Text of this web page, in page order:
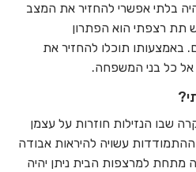
בלתי אפשרי להחזיר את המצב
תת רצפתי הוא הפתרון
באמצעותו תוכלו להחזיר את
אל כל בני המשפחה.
שבו הנזילות חוזרות על עצמן
עשויה להיראות אבודה
מתחת למרצפות הבית ניתן יהיה